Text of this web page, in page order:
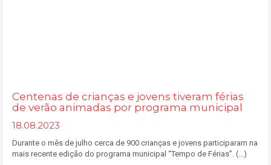
Centenas de crianças e jovens tiveram férias
de verão animadas por programa municipal
18.08.2023
Durante o mês de julho cerca de 900 crianças e jovens participaram na
mais recente edição do programa municipal “Tempo de Férias”. (...)